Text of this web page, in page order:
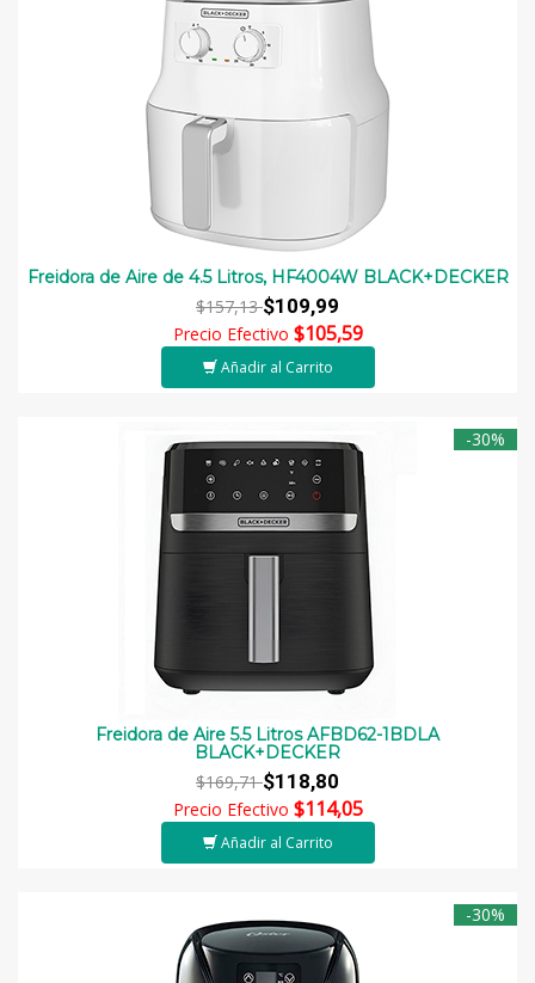
Freidora de Aire de 4.5 Litros, HF4004W BLACK+DECKER
$157,13$109,99
Precio Efectivo $105,59
Añadir al Carrito
-30%
Freidora de Aire 5.5 Litros AFBD62-1BDLA
BLACK+DECKER
$169,71$118,80
Precio Efectivo $114,05
Añadir al Carrito
-30%